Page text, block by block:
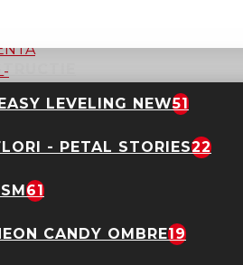
LEVELING NEW51
- PETAL STORIES22
61
CANDY OMBRE19